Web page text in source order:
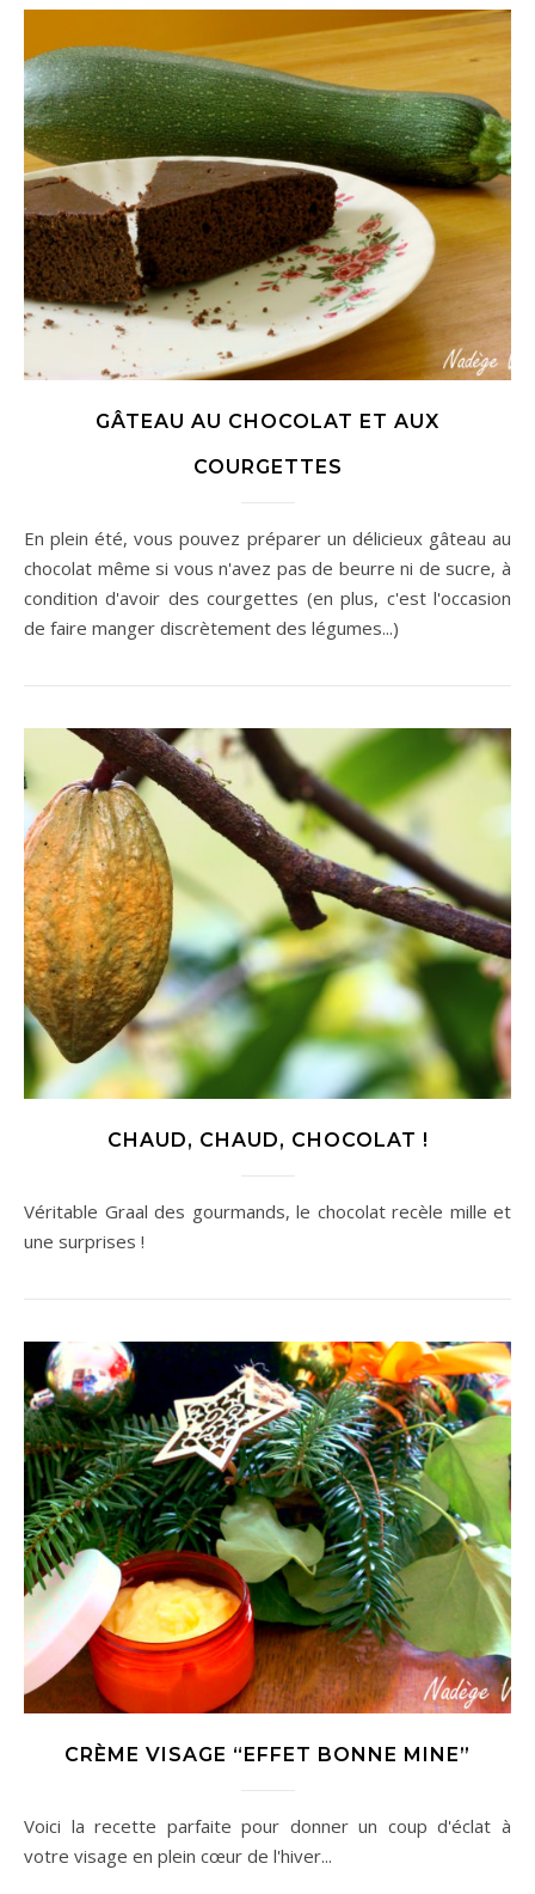
GÂTEAU AU CHOCOLAT ET AUX
COURGETTES
En plein été, vous pouvez préparer un délicieux gâteau au
chocolat même si vous n'avez pas de beurre ni de sucre, à
condition d'avoir des courgettes (en plus, c'est l'occasion
de faire manger discrètement des légumes...)
CHAUD, CHAUD, CHOCOLAT !
Véritable Graal des gourmands, le chocolat recèle mille et
une surprises !
CRÈME VISAGE “EFFET BONNE MINE”
Voici la recette parfaite pour donner un coup d'éclat à
votre visage en plein cœur de l'hiver...